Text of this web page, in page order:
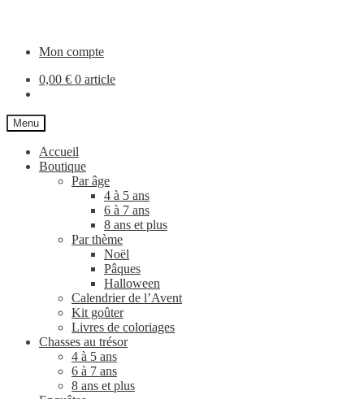
navigationMon compte
0,00 € 0 article
Menu
Accueil
Boutique
Par âge
4 à 5 ans
6 à 7 ans
8 ans et plus
Par thème
Noël
Pâques
Halloween
Calendrier de l’Avent
Kit goûter
Livres de coloriages
Chasses au trésor
4 à 5 ans
6 à 7 ans
8 ans et plus